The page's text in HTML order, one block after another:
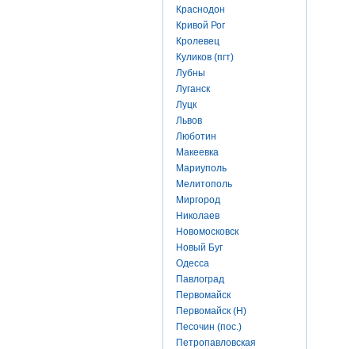
Краснодон
Кривой Рог
Кролевец
Куликов (пгт)
Лубны
Луганск
Луцк
Львов
Люботин
Макеевка
Мариуполь
Мелитополь
Миргород
Николаев
Новомосковск
Новый Буг
Одесса
Павлоград
Первомайск
Первомайск (Н)
Песочин (пос.)
Петропавловская